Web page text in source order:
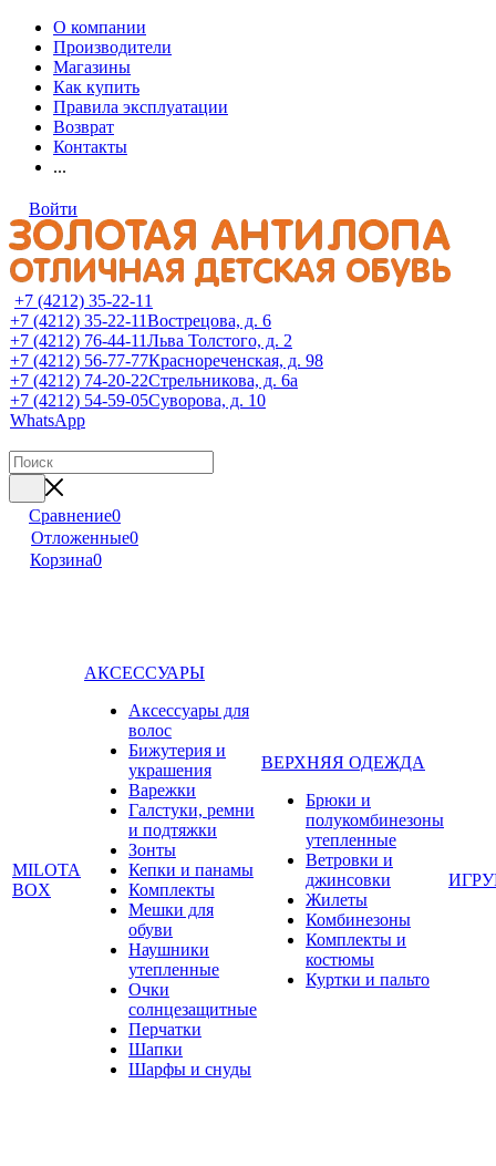
О компании
Производители
Магазины
Как купить
Правила эксплуатации
Возврат
Контакты
...
Войти
+7 (4212) 35-22-11
+7 (4212) 35-22-11Вострецова, д. 6
+7 (4212) 76-44-11Льва Толстого, д. 2
+7 (4212) 56-77-77Краснореченская, д. 98
+7 (4212) 74-20-22Стрельникова, д. 6а
+7 (4212) 54-59-05Суворова, д. 10
WhatsApp
Сравнение0
Отложенные0
Корзина0
MILOTA
BOX
АКСЕССУАРЫ
Аксессуары для
волос
Бижутерия и
украшения
Варежки
Галстуки, ремни
и подтяжки
Зонты
Кепки и панамы
Комплекты
Мешки для
обуви
Наушники
утепленные
Очки
солнцезащитные
Перчатки
Шапки
Шарфы и снуды
ВЕРХНЯЯ ОДЕЖДА
Брюки и
полукомбинезоны
утепленные
Ветровки и
джинсовки
Жилеты
Комбинезоны
Комплекты и
костюмы
Куртки и пальто